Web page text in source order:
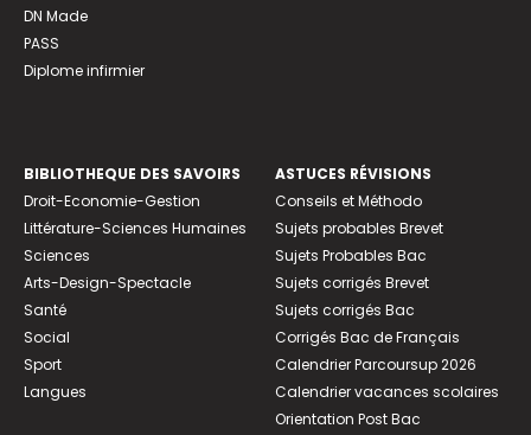
DN Made
PASS
Diplome infirmier
BIBLIOTHEQUE DES SAVOIRS
Droit-Economie-Gestion
Littérature-Sciences Humaines
Sciences
Arts-Design-Spectacle
Santé
Social
Sport
Langues
ASTUCES RÉVISIONS
Conseils et Méthodo
Sujets probables Brevet
Sujets Probables Bac
Sujets corrigés Brevet
Sujets corrigés Bac
Corrigés Bac de Français
Calendrier Parcoursup 2026
Calendrier vacances scolaires
Orientation Post Bac